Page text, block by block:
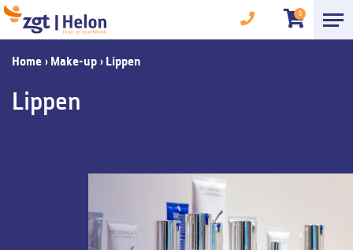
0
Home › Make-up › Lippen
Lippen